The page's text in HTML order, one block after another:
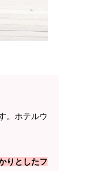
。ホテルウ
りとしたフ